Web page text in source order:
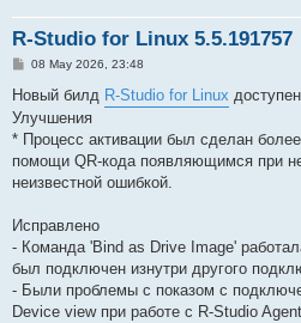
R-Studio for Linux 5.5.191757
P
s
08 May 2026, 23:48
Новый билд R-Studio for Linux
Улучшения
* Процесс активации был сделан
помощи QR-кода появляющимся при
неизвестной ошибкой.
Исправлено
- Команда 'Bind as Drive Image'
был подключен изнутри другого
- Были проблемы с показом с
Device view при работе с R-Studio